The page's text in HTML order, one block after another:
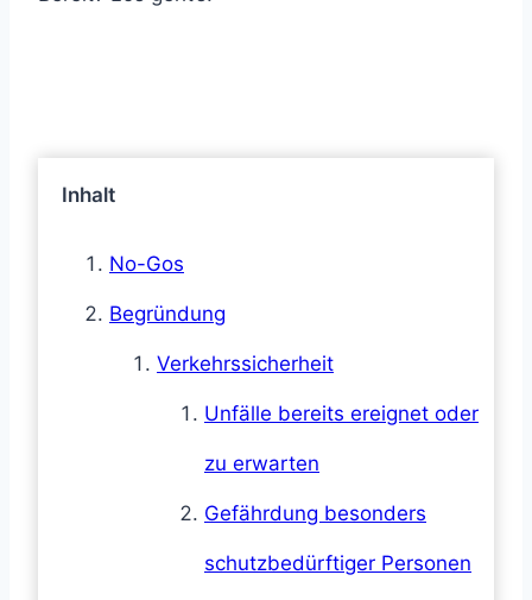
Inhalt
No-Gos
Begründung
Verkehrssicherheit
Unfälle bereits ereignet oder
zu erwarten
Gefährdung besonders
schutzbedürftiger Personen